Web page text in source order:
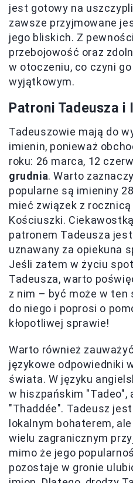
jest gotowy na
zawsze przyjmowane
jego bliskich. Z
przebojowość oraz
w otoczeniu, co czyni
wyjątkowym.
Patroni Tadeusza i
Tadeuszowie mają do
imienin, ponieważ
roku: 26 marca, 12
grudnia. Warto
popularne są imieniny
mieć związek z
Kościuszki.
patronem Tadeusza
uznawany za opiekuna
Jeśli zatem w życiu
Tadeusza, warto
z nim – być może w ten
do niego i poprosi o
kłopotliwej sprawie!
Warto również
językowe odpowiedniki
świata. W języku
w hiszpańskim "Tadeo",
"Thaddée". Tadeusz
lokalnym bohaterem,
wielu zagranicznym
mimo że jego
pozostaje w gronie